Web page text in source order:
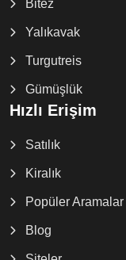
Bitez
Yalıkavak
Turgutreis
Gümüşlük
Hızlı Erişim
Satılık
Kiralık
Popüler Aramalar
Blog